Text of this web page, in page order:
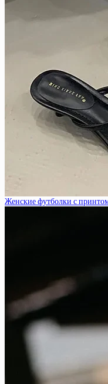
Женские футболки с